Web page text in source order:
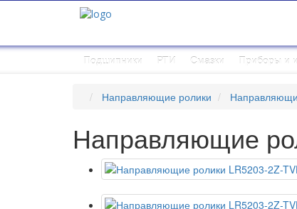
Подшипники РТИ Смазки Приборы и
Направляющие ролики
Направляющие